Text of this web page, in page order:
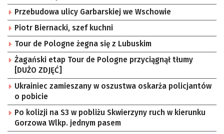
Przebudowa ulicy Garbarskiej we Wschowie
Piotr Biernacki, szef kuchni
Tour de Pologne żegna się z Lubuskim
Żagański etap Tour de Pologne przyciągnął tłumy
[DUŻO ZDJĘĆ]
Ukrainiec zamieszany w oszustwa oskarża policjantów
o pobicie
Po kolizji na S3 w pobliżu Skwierzyny ruch w kierunku
Gorzowa Wlkp. jednym pasem